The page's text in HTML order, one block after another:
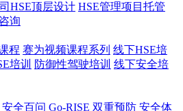
HSE顶层设计 HSE管理项目托管
询
程 赛为视频课程系列 线下HSE培
培训 防御性驾驶培训 线下安全培
安全百问 Go-RISE 双重预防 安全体